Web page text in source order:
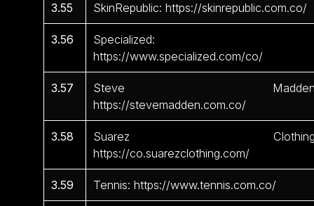
3.55 SkinRepublic: https://skinrepublic.com.co/
3.56
Specialized:
https://www.specialized.com/co/
3.57
Steve
https://stevemadden.com.co/
3.58
Suarez
https://co.suarezclothing.com/
3.59 Tennis: https://www.tennis.com.co/